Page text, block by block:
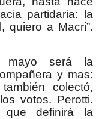
partidaria: la
quiero a Macri”.
mayo será la
y mas:
colectó,
votos. Perotti.
que definirá la